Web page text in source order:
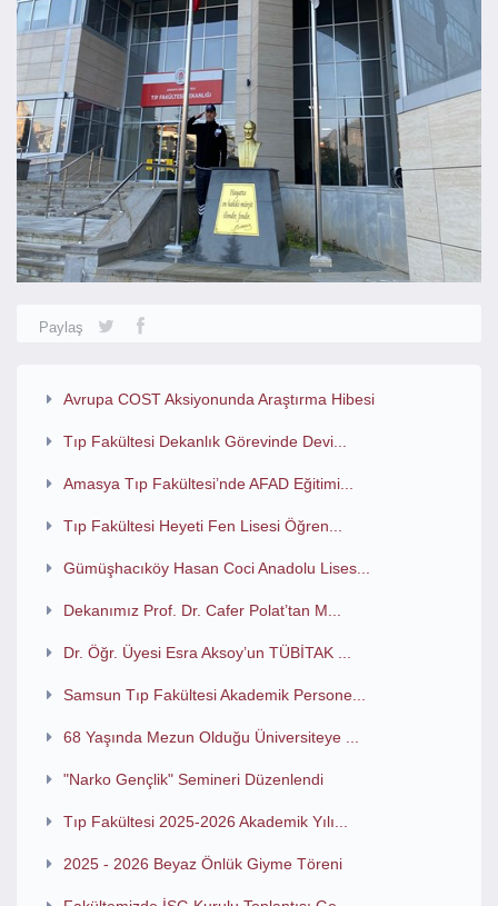
Paylaş
Avrupa COST Aksiyonunda Araştırma Hibesi
Tıp Fakültesi Dekanlık Görevinde Devi...
Amasya Tıp Fakültesi’nde AFAD Eğitimi...
Tıp Fakültesi Heyeti Fen Lisesi Öğren...
Gümüşhacıköy Hasan Coci Anadolu Lises...
Dekanımız Prof. Dr. Cafer Polat’tan M...
Dr. Öğr. Üyesi Esra Aksoy’un TÜBİTAK ...
Samsun Tıp Fakültesi Akademik Persone...
68 Yaşında Mezun Olduğu Üniversiteye ...
"Narko Gençlik" Semineri Düzenlendi
Tıp Fakültesi 2025-2026 Akademik Yılı...
2025 - 2026 Beyaz Önlük Giyme Töreni